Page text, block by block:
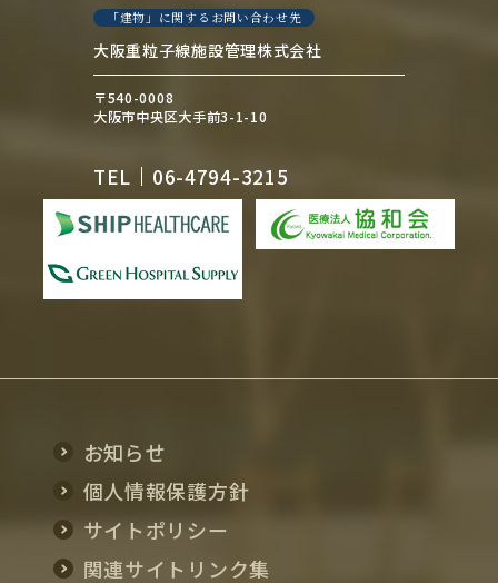
「建物」に関するお問い合わせ先
大阪重粒子線施設管理株式会社
〒540-0008
大阪市中央区大手前3-1-10
TEL 06-4794-3215
お知らせ
個人情報保護方針
サイトポリシー
関連サイトリンク集